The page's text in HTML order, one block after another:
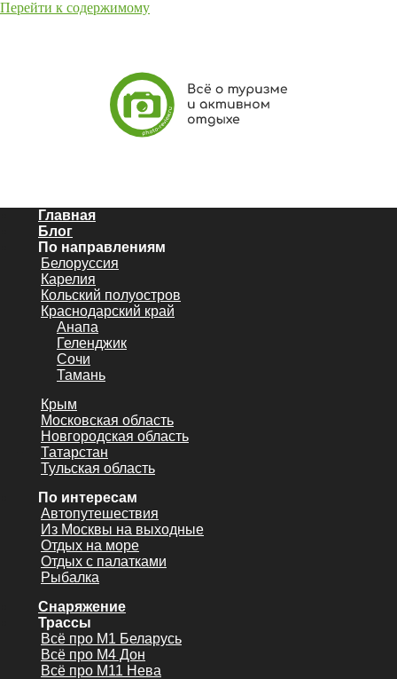
Перейти к содержимому
Главная
Блог
По направлениям
Белоруссия
Карелия
Кольский полуостров
Краснодарский край
Анапа
Геленджик
Сочи
Тамань
Крым
Московская область
Новгородская область
Татарстан
Тульская область
По интересам
Автопутешествия
Из Москвы на выходные
Отдых на море
Отдых с палатками
Рыбалка
Снаряжение
Трассы
Всё про М1 Беларусь
Всё про М4 Дон
Всё про М11 Нева